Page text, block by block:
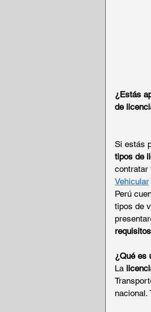
¿Estás
de
Si estás
tipos de
contratar
Vehicular
Perú
tipos de
¿Qué es
La
nacional.